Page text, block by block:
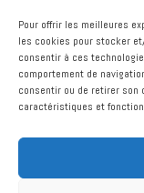
Pour offrir les meilleures
les cookies pour stocker
consentir à ces
comportement de
consentir ou de retirer son
caractéristiques et